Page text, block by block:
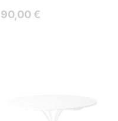
Hinta
90,00 €